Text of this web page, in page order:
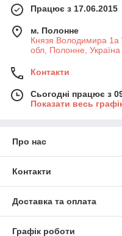
Працює з 17.06.2015
м. Полонне
Князя Володимира 1а
обл, Полонне, Україна
Контакти
Сьогодні працює з
Показати весь
Про нас
Контакти
Доставка та оплата
Графік роботи